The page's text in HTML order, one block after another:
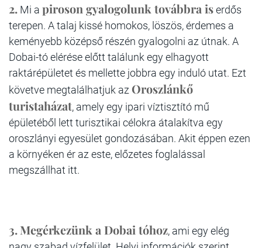
2. Mi a piroson gyalogolunk továbbra iserdős
terepen. A talaj kissé homokos, löszös, érdemes a
keményebb középső részén gyalogolni az útnak. A
Dobai-tó elérése előtt találunk egy elhagyott
raktárépületet és mellette jobbra egy induló utat. Ezt
követve megtalálhatjuk az Oroszlánkő
turistaházat, amely egy ipari víztisztító mű
épületéből lett turisztikai célokra átalakítva egy
oroszlányi egyesület gondozásában. Akit éppen ezen
a környéken ér az este, előzetes foglalással
megszállhat itt.
3.Megérkezünk a Dobai tóhoz, ami egy elég